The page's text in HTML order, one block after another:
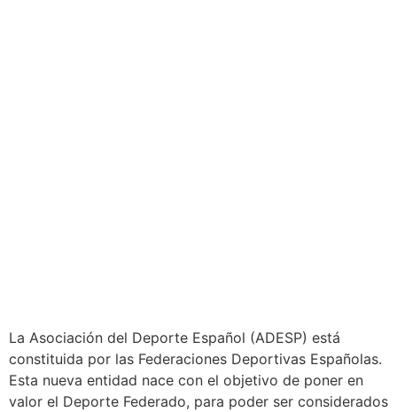
La Asociación del Deporte Español (ADESP) está
constituida por las Federaciones Deportivas Españolas.
Esta nueva entidad nace con el objetivo de poner en
valor el Deporte Federado, para poder ser considerados